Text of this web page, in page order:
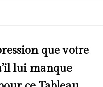
que votre
lui manque